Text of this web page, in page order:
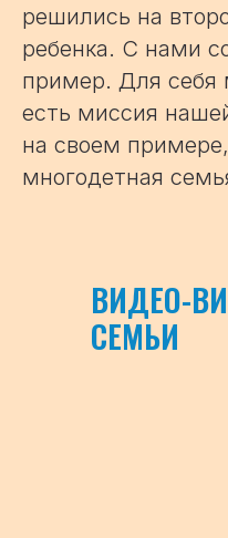
решились на
ребенка. С нами
пример. Для себя
есть миссия
на своем
многодетная
ВИДЕО-
СЕМЬИ